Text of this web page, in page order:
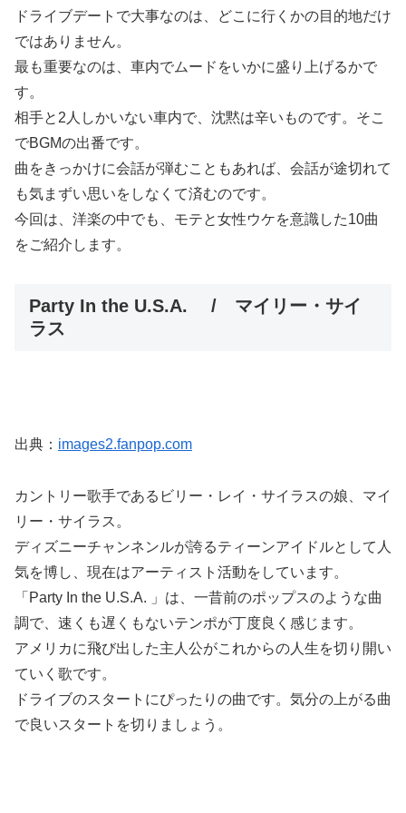
ドライブデートで大事なのは、どこに行くかの目的地だけ
ではありません。
最も重要なのは、車内でムードをいかに盛り上げるかで
す。
相手と2人しかいない車内で、沈黙は辛いものです。そこ
でBGMの出番です。
曲をきっかけに会話が弾むこともあれば、会話が途切れて
も気まずい思いをしなくて済むのです。
今回は、洋楽の中でも、モテと女性ウケを意識した10曲
をご紹介します。
Party In the U.S.A. / マイリー・サイ
ラス
出典： images2.fanpop.com
カントリー歌手であるビリー・レイ・サイラスの娘、マイ
リー・サイラス。
ディズニーチャンネンルが誇るティーンアイドルとして人
気を博し、現在はアーティスト活動をしています。
「Party In the U.S.A. 」は、一昔前のポップスのような曲
調で、速くも遅くもないテンポが丁度良く感じます。
アメリカに飛び出した主人公がこれからの人生を切り開い
ていく歌です。
ドライブのスタートにぴったりの曲です。気分の上がる曲
で良いスタートを切りましょう。